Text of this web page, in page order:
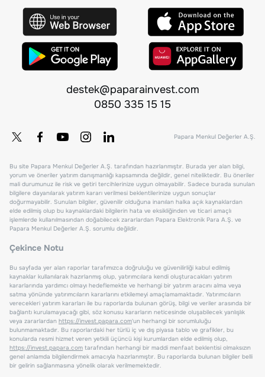
destek@paparainvest.com
0850 335 15 15
Papara Menkul Değerler A.Ş.
Bu site Papara Menkul Değerler A.Ş. tarafından hazırlanmıştır. Burada yer alan bilgi,
yorum ve öneriler yatırım danışmanlığı kapsamında değildir, genel niteliktedir. Bu öneriler
mali durumunuz ile risk ve getiri tercihlerinize uygun olmayabilir. Sadece burada sunulan
bilgilere dayanılarak yatırım kararı verilmesi beklentilerinize uygun sonuçlar
doğurmayabilir. Sunulan bilgiler, güvenilir olduğuna inanılan halka açık kaynaklardan
elde edilmiş olup bu kaynaklardaki bilgilerin hata ve eksikliğinden ve ticari amaçlı
işlemlerde kullanılmasından doğabilecek zararlardan Papara Elektronik Para A.Ş. ve
Papara Menkul Değerler A.Ş. sorumlu değildir.
Çekince Notu
Bu sayfada yer alan raporlar tarafımızca doğruluğu ve güvenilirliği kabul edilmiş
kaynaklar kullanılarak hazırlanmış olup, yatırımcılara kendi oluşturacakları yatırım
kararlarında yardımcı olmayı hedeflemekte ve herhangi bir yatırım aracını alma veya
satma yönünde yatırımcıların kararlarını etkilemeyi amaçlamamaktadır. Yatırımcıların
verecekleri yatırım kararları ile bu raporlarda bulunan görüş, bilgi ve veriler arasında bir
bağlantı kurulamayacağı gibi, söz konusu kararların neticesinde oluşabilecek yanlışlık
veya zararlardan https://invest.papara.com'un herhangi bir sorumluluğu
bulunmamaktadır. Bu raporlardaki her türlü iç ve dış piyasa tablo ve grafikler, bu
konularda resmi hizmet veren yetkili üçüncü kişi kurumlardan elde edilmiş olup,
https://invest.papara.com tarafından herhangi bir maddi menfaat beklentisi olmaksızın
genel anlamda bilgilendirmek amacıyla hazırlanmıştır. Bu raporlarda bulunan bilgiler belli
bir gelirin sağlanmasına yönelik olarak verilmemektedir.